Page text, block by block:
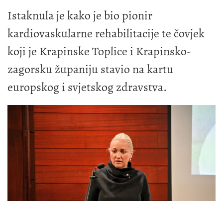
Istaknula je kako je bio pionir
kardiovaskularne rehabilitacije te čovjek
koji je Krapinske Toplice i Krapinsko-
zagorsku županiju stavio na kartu
europskog i svjetskog zdravstva.